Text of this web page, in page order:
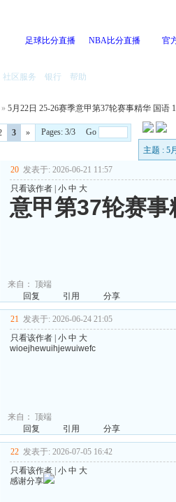
足球比分直播 NBA比分直播 官
社区服务 银行 帮助
» 5月22日 25-26赛季意甲第37轮赛事精华 国语
3 »
Pages: 3/3 Go
主题 : 5
20 发表于: 2026-06-21 11:57
只看该作者 小 中 大
意甲第37轮赛事
来自： 顶端
回复
引用 分享
21 发表于: 2026-06-24 21:05
只看该作者 小 中 大
wioejhewuihjewuiwefc
来自： 顶端
回复
引用 分享
22 发表于: 2026-07-05 16:42
只看该作者 小 中 大
感谢分享